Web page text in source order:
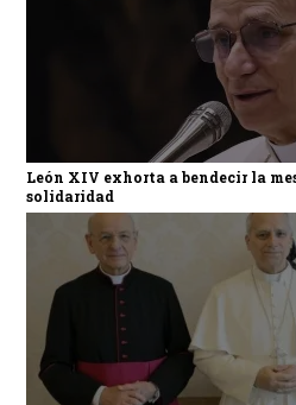
León XIV exhorta a bendecir la
solidaridad